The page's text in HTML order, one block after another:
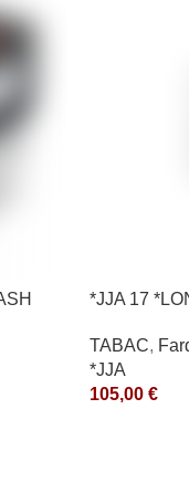
*JJA 17
TABAC,
*JJA
105,00 €